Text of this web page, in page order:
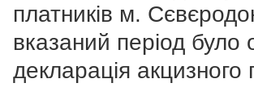
платників м.
вказаний період
декларація акцизного